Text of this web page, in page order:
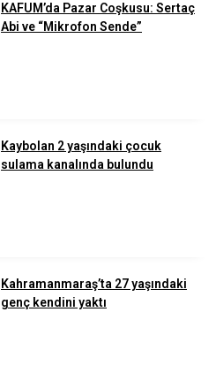
KAFUM’da Pazar Coşkusu: Sertaç
Abi ve “Mikrofon Sende”
Kaybolan 2 yaşındaki çocuk
sulama kanalında bulundu
Kahramanmaraş’ta 27 yaşındaki
genç kendini yaktı